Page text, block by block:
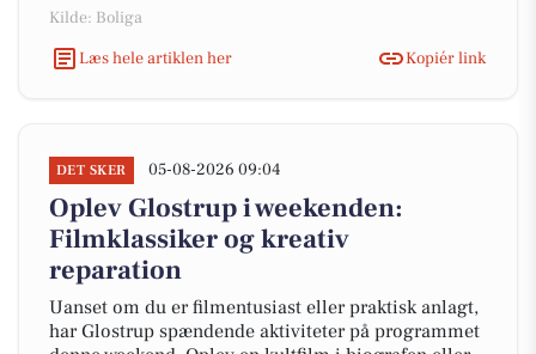
Kilde: Boliga
Læs hele artiklen her
Kopiér link
DET SKER 05-08-2026 09:04
Oplev Glostrup i weekenden:
Filmklassiker og kreativ
reparation
Uanset om du er filmentusiast eller praktisk anlagt,
har Glostrup spændende aktiviteter på programmet